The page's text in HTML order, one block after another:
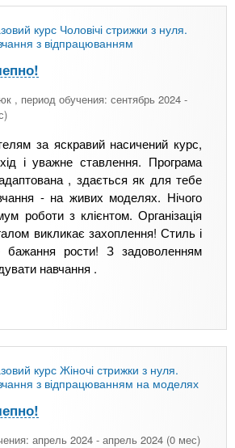
курс Чоловічі стрижки з нуля.
з відпрацюванням
, период обучения: сентябрь 2024 -
за яскравий насичений курс,
і уважне ставлення. Програма
, здається як для тебе
- на живих моделях. Нічого
роботи з клієнтом. Організація
викликає захоплення! Стиль і
рости! З задоволенням
навчання .
курс Жіночі стрижки з нуля.
з відпрацюванням на моделях
апрель 2024 - апрель 2024 (0 мес)